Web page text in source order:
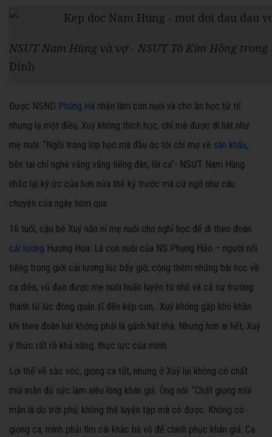
NSƯT Nam Hùng và vợ - NSƯT Tô Kim Hồng trong
Đính
Được NSND Phùng Há nhận làm con nuôi và cho ăn học tử tế
nhưng lạ một điều, Xuý không thích học, chỉ mê được đi hát như
mẹ nuôi. “Ngồi trong lớp học mà đầu óc tôi chỉ mơ về sân khấu,
bên tai chỉ nghe văng vẳng tiếng đàn, lời ca”- NSƯT Nam Hùng
nhắc lại ký ức của hơn nửa thế kỷ trước mà cứ ngỡ như câu
chuyện của ngày hôm qua.
16 tuổi, cậu bé Xuý năn nỉ mẹ nuôi cho nghỉ học để đi theo đoàn
cải lương Hương Hoa. Là con nuôi của NS Phụng Hảo – người nổi
tiếng trong giới cải lương lúc bấy giờ, cộng thêm những bài học về
ca diễn, vũ đạo được mẹ nuôi huấn luyện từ nhỏ và cả sự trưởng
thành từ lúc đóng quân sĩ đến kép con, Xuý không gặp khó khăn
khi theo đoàn hát không phải là gánh hát nhà. Nhưng hơn ai hết, Xuý
ý thức rất rõ khả năng, thực lực của mình.
Lợi thế về sắc vóc, giọng ca tốt, nhưng ở Xuý lại không có chất
mùi mẫn đủ sức làm xiêu lòng khán giả. Ông nói: “Chất giọng mùi
mẫn là do trời phú, không thể luyện tập mà có được. Không có
giọng ca, mình phải tìm cái khác bù vô để chinh phục khán giả. Ca